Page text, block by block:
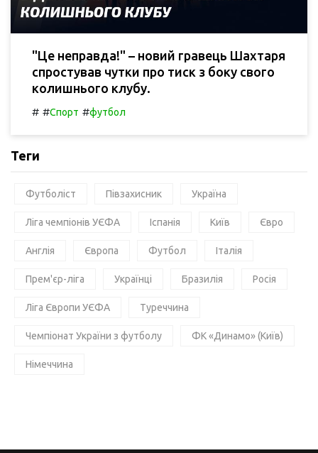
"Це неправда!" – новий гравець Шахтаря
спростував чутки про тиск з боку свого
колишнього клубу.
# #Спорт #футбол
Теги
Футболіст Півзахисник Україна
Ліга чемпіонів УЄФА Іспанія Київ Євро
Англія Європа Футбол Італія
Прем'єр-ліга Українці Бразилія Росія
Ліга Європи УЄФА Туреччина
Чемпіонат України з футболу ФК «Динамо» (Київ)
Німеччина